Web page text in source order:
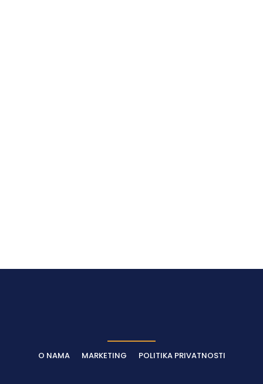
O NAMA MARKETING POLITIKA PRIVATNOSTI